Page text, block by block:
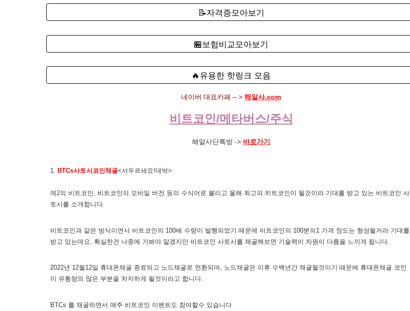
📝자격증모아보기
🏪보험비교모아보기
🔥유용한 핫링크 모음
네이버 대표카페 – >해알사.com
비트코인/메타버스/주식
해알사단톡방 -> 바로가기
1. BTCs사토시코인채굴<서두르세요!대박>
제2의 비트코인, 비트코인의 모바일 버전 등의 수식어로 불리고 올해 최고의 히트코인이 될것이라 기대를 받고 있는 비트코인 사
토시를 소개합니다.
비트코인과 같은 방식이면서 비트코인의 100배 수량이 발행되었기 때문에 비트코인의 100분의1 가격 정도는 형성될거라 기대를
받고 있는데요, 확실한건 나중에 가봐야 알겠지만 비트코인 사토시를 채굴해보면 기술력이 차원이 다름을 느끼게 됩니다.
2022년 12월12일 휴대폰채굴 종료되고 노드채굴로 전환되며, 노드채굴은 이후 수백년간 채굴될것이기 때문에 휴대폰채굴 코인
이 유통량의 많은 부분을 차지하게 될것이라고 합니다.
BTCs 를 채굴하면서 매주 비트코인 이벤트도 참여할수 있습니다